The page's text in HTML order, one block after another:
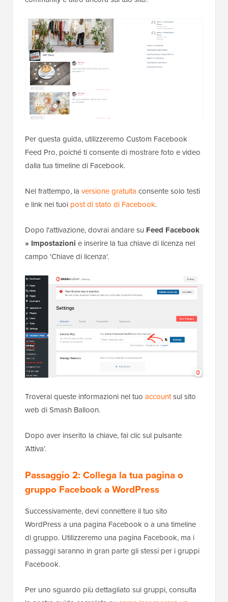
Per questa guida, utilizzeremo Custom Facebook
Feed Pro, poiché ti consente di mostrare foto e video
dalla tua timeline di Facebook.
Nel frattempo, la versione gratuita consente solo testi
e link nei tuoi post di stato di Facebook.
Dopo l'attivazione, dovrai andare su Feed Facebook
» Impostazioni e inserire la tua chiave di licenza nel
campo 'Chiave di licenza'.
Troverai queste informazioni nel tuo accountsul sito
web di Smash Balloon.
Dopo aver inserito la chiave, fai clic sul pulsante
‘Attiva’.
Passaggio 2: Collega la tua pagina o
gruppo Facebook a WordPress
Successivamente, devi connettere il tuo sito
WordPress a una pagina Facebook o a una timeline
di gruppo. Utilizzeremo una pagina Facebook, ma i
passaggi saranno in gran parte gli stessi per i gruppi
Facebook.
Per uno sguardo più dettagliato sui gruppi, consulta